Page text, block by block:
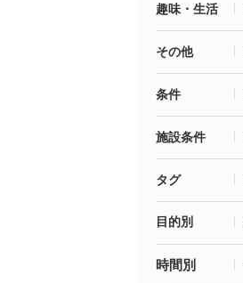
趣味・生活
その他
条件
施設条件
タグ
目的別
時間別